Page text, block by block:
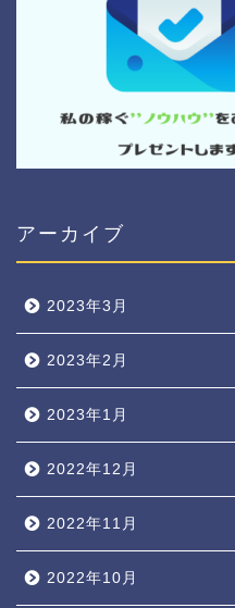
アーカイブ
2023年3月
2023年2月
2023年1月
2022年12月
2022年11月
2022年10月